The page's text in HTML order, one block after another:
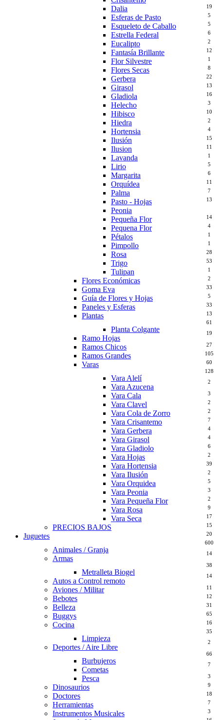
19
Dalia
5
Esferas de Pasto
5
Esqueleto de Caballo
6
Estrella Federal
2
Eucalipto
12
Fantasía Brillante
1
Flor Silvestre
8
Flores Secas
22
Gerbera
13
Girasol
16
Gladiola
3
Helecho
10
Hibisco
2
Hiedra
4
Hortensia
15
Ilusión
11
Ilusion
1
Lavanda
5
Lirio
6
Margarita
11
Orquídea
7
Palma
13
Pasto - Hojas
Peonia
14
Pequeña Flor
4
Pequena Flor
1
Pétalos
1
Pimpollo
28
Rosa
53
Trigo
1
Tulipan
2
Flores Económicas
33
Goma Eva
5
Guía de Flores y Hojas
33
Paneles y Esferas
13
Plantas
61
Planta Colgante 19
Ramo Hojas
27
Ramos Chicos
105
Ramos Grandes
60
Varas
128
Vara Alelí 2
Vara Azucena
3
Vara Cala
2
Vara Clavel
2
Vara Cola de Zorro
7
Vara Crisantemo
4
Vara Gerbera
4
Vara Girasol
6
Vara Gladiolo
2
Vara Hojas
39
Vara Hortensia
2
Vara Ilusión
5
Vara Orquidea
3
Vara Peonia
2
Vara Pequeña Flor
9
Vara Rosa
17
Vara Seca
15
PRECIOS BAJOS
20
Juguetes
600
Animales / Granja 14
Armas
38
Metralleta Biogel 14
Autos a Control remoto
11
Aviones / Militar
12
Bebotes
31
Belleza
65
Buggys
16
Cocina
35
Limpieza 2
Deportes / Aire Libre
66
Burbujeros 7
Cometas
3
Pesca
9
Dinosaurios
18
Doctores
7
Herramientas
3
Instrumentos Musicales